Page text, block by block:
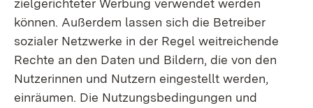
zielgerichteter Werbung verwendet werden
können. Außerdem lassen sich die Betreiber
sozialer Netzwerke in der Regel weitreichende
Rechte an den Daten und Bildern, die von den
Nutzerinnen und Nutzern eingestellt werden,
einräumen. Die Nutzungsbedingungen und